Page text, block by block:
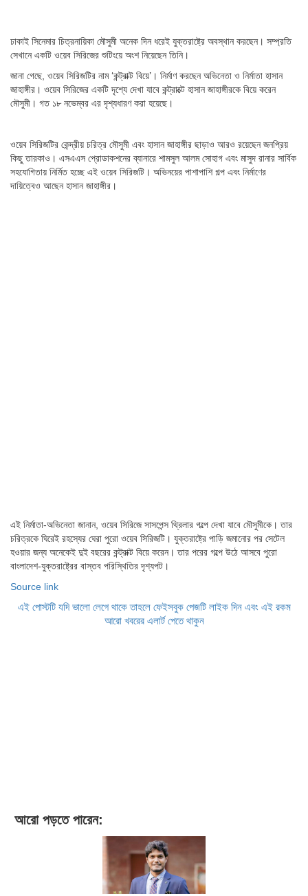
ঢাকাই সিনেমার চিত্রনায়িকা মৌসুমী অনেক দিন ধরেই যুক্তরাষ্ট্রে অবস্থান করছেন। সম্প্রতি
সেখানে একটি ওয়েব সিরিজের শুটিংয়ে অংশ নিয়েছেন তিনি।
জানা গেছে, ওয়েব সিরিজটির নাম ‘কন্ট্রাক্ট বিয়ে’। নির্মাণ করছেন অভিনেতা ও নির্মাতা হাসান
জাহাঙ্গীর। ওয়েব সিরিজের একটি দৃশ্যে দেখা যাবে কন্ট্রাক্টে হাসান জাহাঙ্গীরকে বিয়ে করেন
মৌসুমী। গত ১৮ নভেম্বর এর দৃশ্যধারণ করা হয়েছে।
ওয়েব সিরিজটির কেন্দ্রীয় চরিত্র মৌসুমী এবং হাসান জাহাঙ্গীর ছাড়াও আরও রয়েছেন জনপ্রিয়
কিছু তারকাও। এসএএস প্রোডাকশনের ব্যানারে শামসুল আলম সোহাগ এবং মাসুদ রানার সার্বিক
সহযোগিতায় নির্মিত হচ্ছে এই ওয়েব সিরিজটি। অভিনয়ের পাশাপাশি গল্প এবং নির্মাণের
দায়িত্বেও আছেন হাসান জাহাঙ্গীর।
এই নির্মাতা-অভিনেতা জানান, ওয়েব সিরিজে সাসপেন্স থ্রিলার গল্পে দেখা যাবে মৌসুমীকে। তার
চরিত্রকে ঘিরেই রহস্যের ঘেরা পুরো ওয়েব সিরিজটি। যুক্তরাষ্ট্রে পাড়ি জমানোর পর সেটেল
হওয়ার জন্য অনেকেই দুই বছরের কন্ট্রাক্ট বিয়ে করেন। তার পরের গল্পে উঠে আসবে পুরো
বাংলাদেশ-যুক্তরাষ্ট্রের বাস্তব পরিস্থিতির দৃশ্যপট।
Source link
এই পোস্টটি যদি ভালো লেগে থাকে তাহলে ফেইসবুক পেজটি লাইক দিন এবং এই রকম
আরো খবরের এলার্ট পেতে থাকুন
আরো পড়তে পারেন: